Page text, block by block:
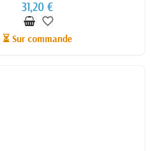
31,20 €
favorite_border
⏳ Sur commande